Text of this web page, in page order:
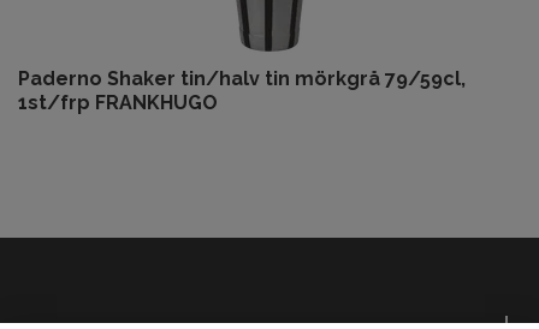
Paderno Shaker tin/halv tin mörkgrå 79/59cl,
1st/frp FRANKHUGO